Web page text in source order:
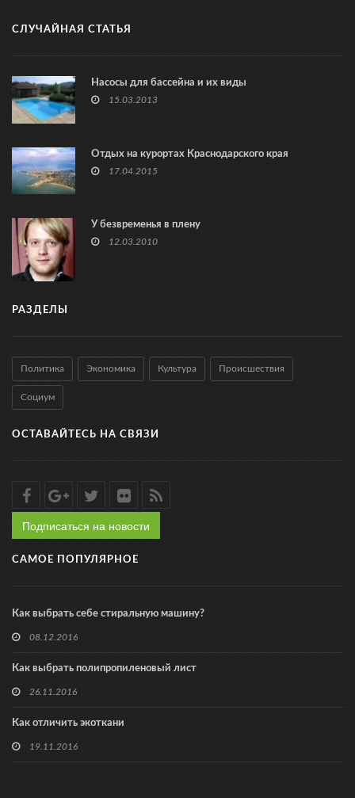
СЛУЧАЙНАЯ СТАТЬЯ
Насосы для бассейна и их виды
15.03.2013
Отдых на курортах Краснодарского края
17.04.2015
У безвременья в плену
12.03.2010
РАЗДЕЛЫ
Политика Экономика Культура Происшествия
Социум
ОСТАВАЙТЕСЬ НА СВЯЗИ
Подписаться на новости
САМОЕ ПОПУЛЯРНОЕ
Как выбрать себе стиральную машину?
08.12.2016
Как выбрать полипропиленовый лист
26.11.2016
Как отличить экоткани
19.11.2016